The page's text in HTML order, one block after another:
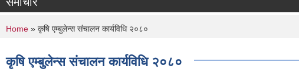
You are here
Home » कृषि एम्बुलेन्स संचालन कार्यविधि २०८०
कृषि एम्बुलेन्स संचालन कार्यविधि २०८०